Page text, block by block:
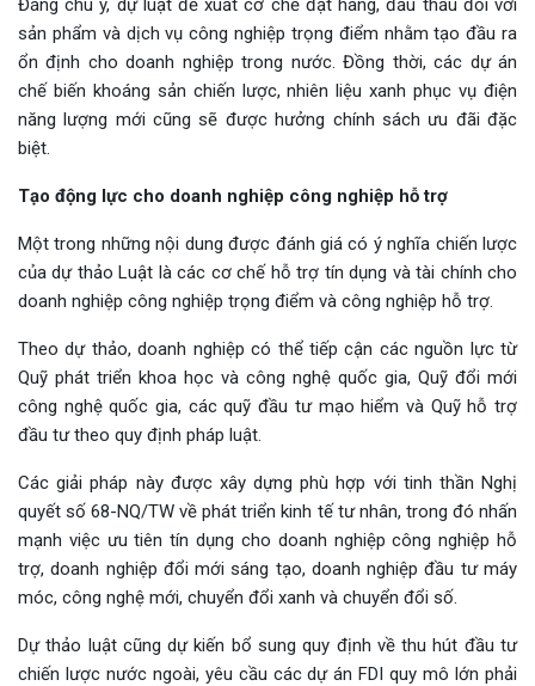
Đáng chú ý, dự luật đề xuất cơ chế đặt hàng, đấu thầu đối với
sản phẩm và dịch vụ công nghiệp trọng điểm nhằm tạo đầu ra
ổn định cho doanh nghiệp trong nước. Đồng thời, các dự án
chế biến khoáng sản chiến lược, nhiên liệu xanh phục vụ điện
năng lượng mới cũng sẽ được hưởng chính sách ưu đãi đặc
biệt.
Tạo động lực cho doanh nghiệp công nghiệp hỗ trợ
Một trong những nội dung được đánh giá có ý nghĩa chiến lược
của dự thảo Luật là các cơ chế hỗ trợ tín dụng và tài chính cho
doanh nghiệp công nghiệp trọng điểm và công nghiệp hỗ trợ.
Theo dự thảo, doanh nghiệp có thể tiếp cận các nguồn lực từ
Quỹ phát triển khoa học và công nghệ quốc gia, Quỹ đổi mới
công nghệ quốc gia, các quỹ đầu tư mạo hiểm và Quỹ hỗ trợ
đầu tư theo quy định pháp luật.
Các giải pháp này được xây dựng phù hợp với tinh thần Nghị
quyết số 68-NQ/TW về phát triển kinh tế tư nhân, trong đó nhấn
mạnh việc ưu tiên tín dụng cho doanh nghiệp công nghiệp hỗ
trợ, doanh nghiệp đổi mới sáng tạo, doanh nghiệp đầu tư máy
móc, công nghệ mới, chuyển đổi xanh và chuyển đổi số.
Dự thảo luật cũng dự kiến bổ sung quy định về thu hút đầu tư
chiến lược nước ngoài, yêu cầu các dự án FDI quy mô lớn phải